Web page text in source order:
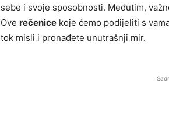
sebe i svoje sposobnosti. Međutim,
Ove rečenice koje ćemo podijeliti s
tok misli i pronađete unutrašnji mir.